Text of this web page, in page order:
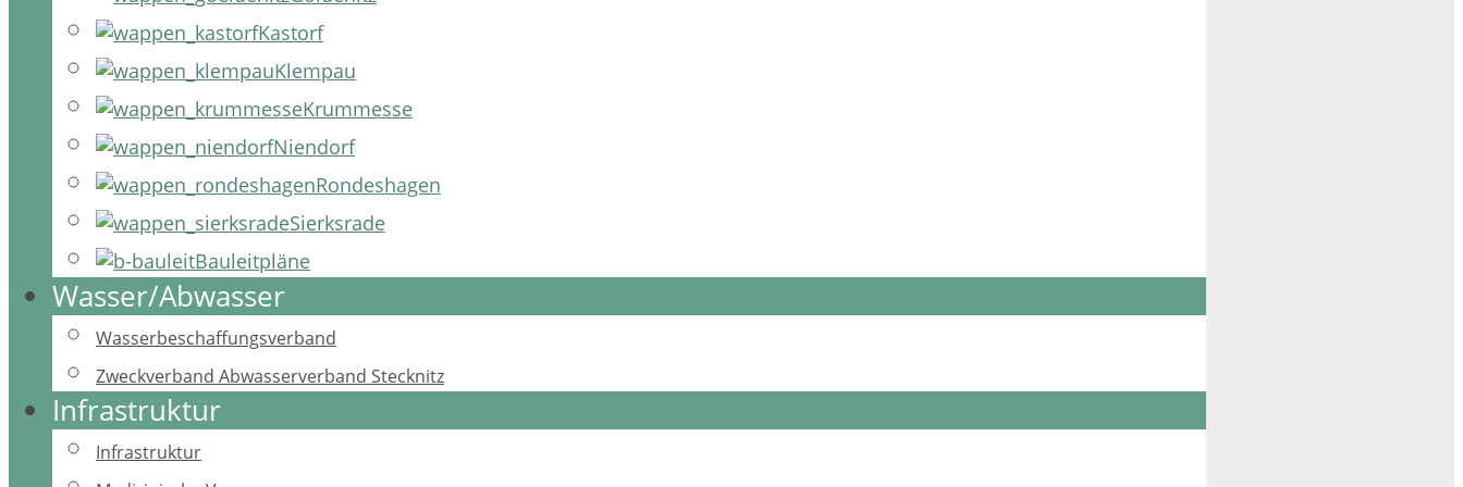
Kastorf
Klempau
Krummesse
Niendorf
Rondeshagen
Sierksrade
Bauleitpläne
Wasser/Abwasser
Wasserbeschaffungsverband
Zweckverband Abwasserverband Stecknitz
Infrastruktur
Infrastruktur